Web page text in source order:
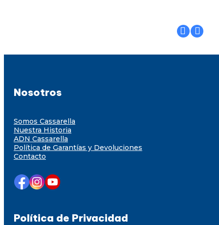
Nosotros
Somos Cassarella
Nuestra Historia
ADN Cassarella
Política de Garantías y Devoluciones
Contacto
Política de Privacidad